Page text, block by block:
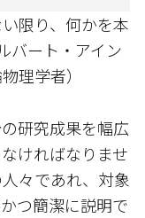
限り、何かを本
バート・アイン
理学者）
研究成果を幅広
ければなりませ
々であれ、対象
つ簡潔に説明で